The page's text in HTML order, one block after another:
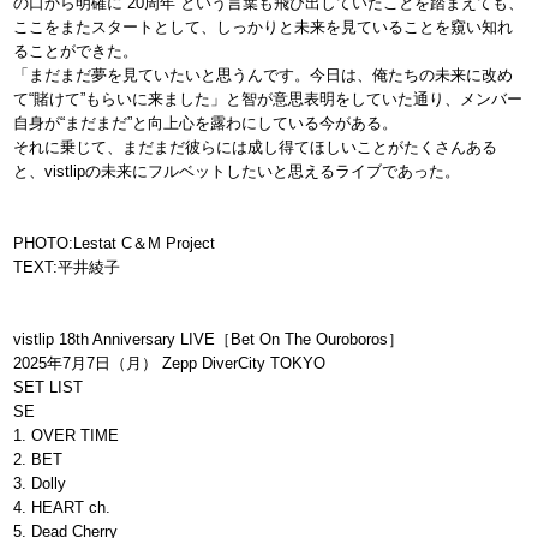
ここをまたスタートとして、しっかりと未来を見ていることを窺い知れ
ることができた。
「まだまだ夢を見ていたいと思うんです。今日は、俺たちの未来に改め
て“賭けて”もらいに来ました」と智が意思表明をしていた通り、メンバー
自身が“まだまだ”と向上心を露わにしている今がある。
それに乗じて、まだまだ彼らには成し得てほしいことがたくさんある
と、vistlipの未来にフルベットしたいと思えるライブであった。
PHOTO:Lestat C＆M Project
TEXT:平井綾子
vistlip 18th Anniversary LIVE［Bet On The Ouroboros］
2025年7月7日（月） Zepp DiverCity TOKYO
SET LIST
SE
1. OVER TIME
2. BET
3. Dolly
4. HEART ch.
5. Dead Cherry